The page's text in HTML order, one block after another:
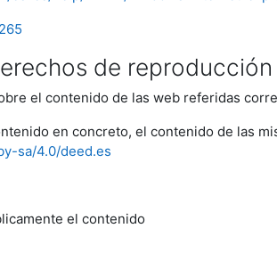
de reproducción
el contenido de las web referidas
en concreto, el contenido de las
sa/4.0/deed.es
el contenido